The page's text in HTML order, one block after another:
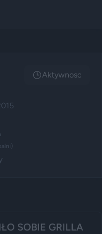
Aktywnosc
SOBIE GRILLA